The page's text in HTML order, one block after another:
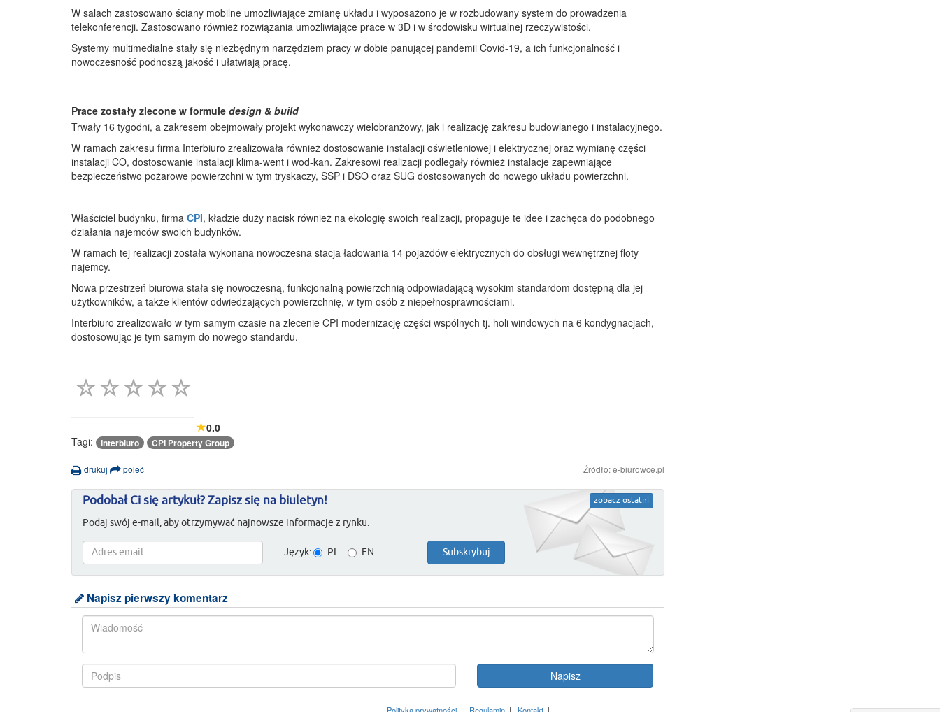
W salach zastosowano ściany mobilne umożliwiające zmianę układu i wyposażono je w rozbudowany system do prowadzenia
telekonferencji. Zastosowano również rozwiązania umożliwiające prace w 3D i w środowisku wirtualnej rzeczywistości.
Systemy multimedialne stały się niezbędnym narzędziem pracy w dobie panującej pandemii Covid-19, a ich funkcjonalność i
nowoczesność podnoszą jakość i ułatwiają pracę.
Prace zostały zlecone w formule design & build
Trwały 16 tygodni, a zakresem obejmowały projekt wykonawczy wielobranżowy, jak i realizację zakresu budowlanego i instalacyjnego.
W ramach zakresu firma Interbiuro zrealizowała również dostosowanie instalacji oświetleniowej i elektrycznej oraz wymianę części
instalacji CO, dostosowanie instalacji klima-went i wod-kan. Zakresowi realizacji podlegały również instalacje zapewniające
bezpieczeństwo pożarowe powierzchni w tym tryskaczy, SSP i DSO oraz SUG dostosowanych do nowego układu powierzchni.
Właściciel budynku, firma CPI, kładzie duży nacisk również na ekologię swoich realizacji, propaguje te idee i zachęca do podobnego
działania najemców swoich budynków.
W ramach tej realizacji została wykonana nowoczesna stacja ładowania 14 pojazdów elektrycznych do obsługi wewnętrznej floty
najemcy.
Nowa przestrzeń biurowa stała się nowoczesną, funkcjonalną powierzchnią odpowiadającą wysokim standardom dostępną dla jej
użytkowników, a także klientów odwiedzających powierzchnię, w tym osób z niepełnosprawnościami.
Interbiuro zrealizowało w tym samym czasie na zlecenie CPI modernizację części wspólnych tj. holi windowych na 6 kondygnacjach,
dostosowując je tym samym do nowego standardu.
0.0
Tagi:
Interbiuro CPI Property Group
drukuj poleć Źródło: e-biurowce.pl
zobacz ostatni
Podobał Ci się artykuł? Zapisz się na biuletyn!
Podaj swój e-mail, aby otrzymywać najnowsze informacje z rynku.
Język: PL EN
Napisz pierwszy komentarz